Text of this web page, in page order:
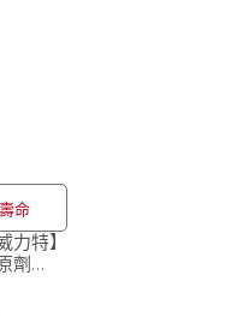
命
特】
長